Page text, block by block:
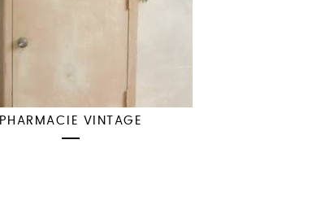
PHARMACIE VINTAGE